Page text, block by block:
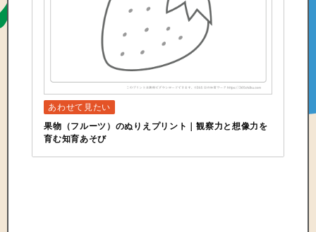
果物（フルーツ）のぬりえプリント｜観察力と想像力を
育む知育あそび